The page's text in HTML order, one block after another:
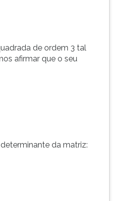
de ordem 3 tal
afirmar que o seu
da matriz: